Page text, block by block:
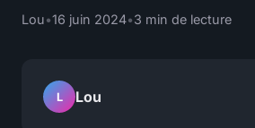
Lou•16 juin 2024•3 min de lecture
L Lou